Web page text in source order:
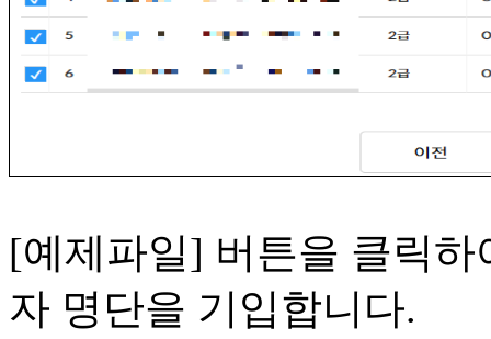
[예제파일] 버튼을 클릭
자 명단을 기입합니다.